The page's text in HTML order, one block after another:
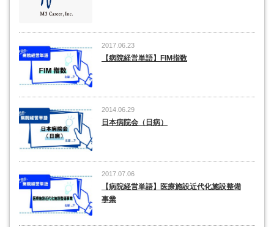
2017.06.23
【病院経営単語】FIM指数
2014.06.29
日本病院会（日病）
2017.07.06
【病院経営単語】医療施設近代化施設整備
事業